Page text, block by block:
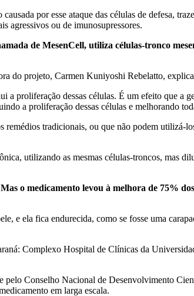
por esse ataque das células de defesa,
agressivos ou de imunosupressores.
de MesenCell, utiliza células-tronco
do projeto, Carmen Kuniyoshi Rebelatto,
proliferação dessas células. É um efeito que a
a proliferação dessas células e melhorando
tradicionais, ou que não podem utilizá-
utilizando as mesmas células-troncos, mas
o medicamento levou à melhora de 75%
e ela fica endurecida, como se fosse uma
Complexo Hospital de Clínicas da
pelo Conselho Nacional de Desenvolvimento
em larga escala.